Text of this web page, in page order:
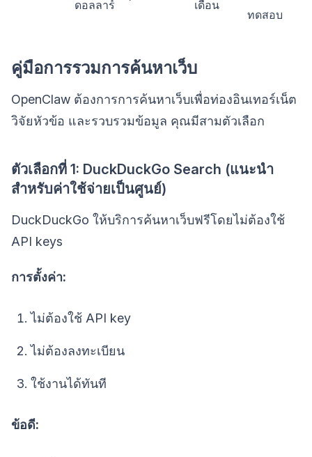
ดอลลาร์ เดือน
ทดสอบ
คู่มือการรวมการค้นหาเว็บ
OpenClaw ต้องการการค้นหาเว็บเพื่อท่องอินเทอร์เน็ต
วิจัยหัวข้อ และรวบรวมข้อมูล คุณมีสามตัวเลือก
ตัวเลือกที่ 1: DuckDuckGo Search (แนะนำ
สำหรับค่าใช้จ่ายเป็นศูนย์)
DuckDuckGo ให้บริการค้นหาเว็บฟรีโดยไม่ต้องใช้
API keys
การตั้งค่า:
ไม่ต้องใช้ API key
ไม่ต้องลงทะเบียน
ใช้งานได้ทันที
ข้อดี: